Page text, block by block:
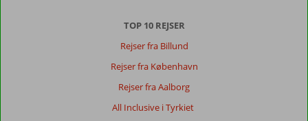
TOP 10 REJSER
Rejser fra Billund
Rejser fra København
Rejser fra Aalborg
All Inclusive i Tyrkiet